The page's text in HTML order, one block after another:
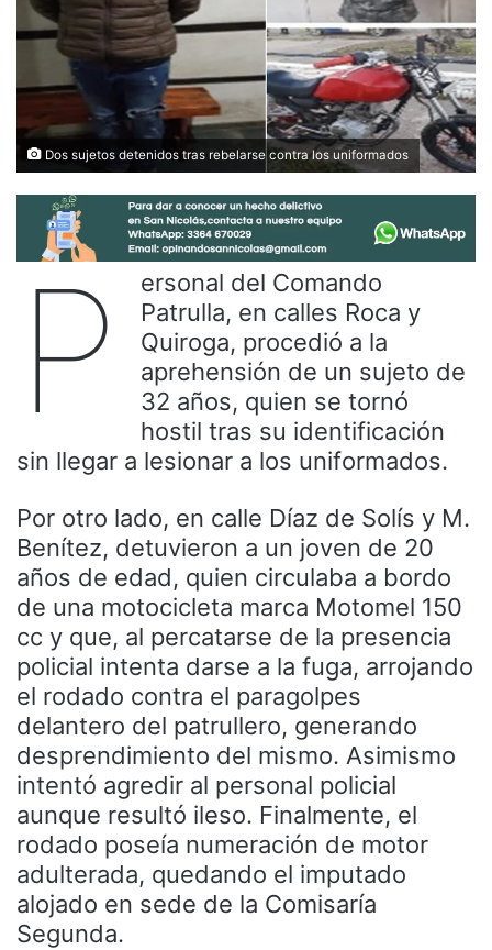
Dos sujetos detenidos tras rebelarse contra los uniformados
P
ersonal del Comando
Patrulla, en calles Roca y
Quiroga, procedió a la
aprehensión de un sujeto de
32 años, quien se tornó
hostil tras su identificación
sin llegar a lesionar a los uniformados.
Por otro lado, en calle Díaz de Solís y M.
Benítez, detuvieron a un joven de 20
años de edad, quien circulaba a bordo
de una motocicleta marca Motomel 150
cc y que, al percatarse de la presencia
policial intenta darse a la fuga, arrojando
el rodado contra el paragolpes
delantero del patrullero, generando
desprendimiento del mismo. Asimismo
intentó agredir al personal policial
aunque resultó ileso. Finalmente, el
rodado poseía numeración de motor
adulterada, quedando el imputado
alojado en sede de la Comisaría
Segunda.